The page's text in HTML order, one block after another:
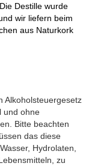
Destille wurde
wir liefern beim
aus Naturkork
Alkoholsteuergesetz
und ohne
Bitte beachten
das diese
Hydrolaten,
zu